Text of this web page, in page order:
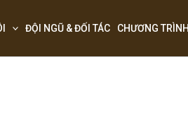
ĐỘI NGŨ & ĐỐI TÁC CHƯƠNG